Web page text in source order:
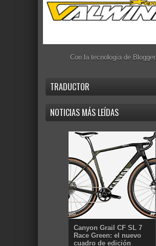
Con la tecnología de Blogger.
TRADUCTOR
NOTICIAS MÁS LEÍDAS
Canyon Grail CF SL 7
Race Green: el nuevo
cuadro de edición